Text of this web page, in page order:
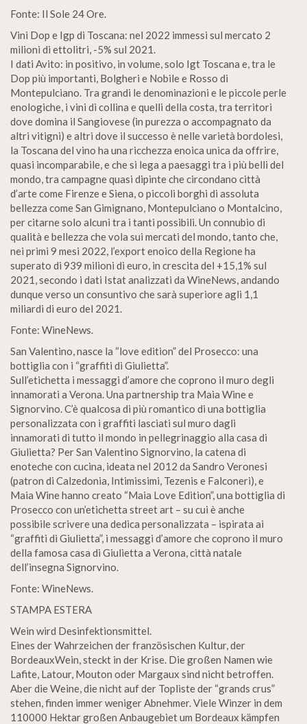
Fonte: Il Sole 24 Ore.
Vini Dop e Igp di Toscana: nel 2022 immessi sul mercato 2
milioni di ettolitri, -5% sul 2021.
I dati Avito: in positivo, in volume, solo Igt Toscana e, tra le
Dop più importanti, Bolgheri e Nobile e Rosso di
Montepulciano. Tra grandi le denominazioni e le piccole perle
enologiche, i vini di collina e quelli della costa, tra territori
dove domina il Sangiovese (in purezza o accompagnato da
altri vitigni) e altri dove il successo è nelle varietà bordolesi,
la Toscana del vino ha una ricchezza enoica unica da offrire,
quasi incomparabile, e che si lega a paesaggi tra i più belli del
mondo, tra campagne quasi dipinte che circondano città
d’arte come Firenze e Siena, o piccoli borghi di assoluta
bellezza come San Gimignano, Montepulciano o Montalcino,
per citarne solo alcuni tra i tanti possibili. Un connubio di
qualità e bellezza che vola sui mercati del mondo, tanto che,
nei primi 9 mesi 2022, l’export enoico della Regione ha
superato di 939 milioni di euro, in crescita del +15,1% sul
2021, secondo i dati Istat analizzati da WineNews, andando
dunque verso un consuntivo che sarà superiore agli 1,1
miliardi di euro del 2021.
Fonte: WineNews.
San Valentino, nasce la “love edition” del Prosecco: una
bottiglia con i “graffiti di Giulietta”.
Sull’etichetta i messaggi d’amore che coprono il muro degli
innamorati a Verona. Una partnership tra Maia Wine e
Signorvino. C’è qualcosa di più romantico di una bottiglia
personalizzata con i graffiti lasciati sul muro dagli
innamorati di tutto il mondo in pellegrinaggio alla casa di
Giulietta? Per San Valentino Signorvino, la catena di
enoteche con cucina, ideata nel 2012 da Sandro Veronesi
(patron di Calzedonia, Intimissimi, Tezenis e Falconeri), e
Maia Wine hanno creato “Maia Love Edition”, una bottiglia di
Prosecco con un’etichetta street art – su cui è anche
possibile scrivere una dedica personalizzata – ispirata ai
“graffiti di Giulietta”, i messaggi d’amore che coprono il muro
della famosa casa di Giulietta a Verona, città natale
dell’insegna Signorvino.
Fonte: WineNews.
STAMPA ESTERA
Wein wird Desinfektionsmittel.
Eines der Wahrzeichen der französischen Kultur, der
BordeauxWein, steckt in der Krise. Die großen Namen wie
Lafite, Latour, Mouton oder Margaux sind nicht betroffen.
Aber die Weine, die nicht auf der Topliste der “grands crus”
stehen, finden immer weniger Abnehmer. Viele Winzer in dem
110000 Hektar großen Anbaugebiet um Bordeaux kämpfen